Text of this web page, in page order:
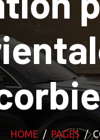
HOME PAGES